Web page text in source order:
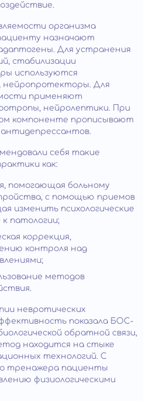
организма
назначают
Для устранения
стабилизации
используются
нейропротекторы. Для
применяют
нейролептики. При
компоненте прописывают
себя такие
как:
помогающая больному
с помощью приемов
изменить психологические
патологии;
коррекция,
контроля над
методов
невротических
показала БОС-
обратной связи,
находится на стыке
технологий. С
тренажера пациенты
физиологическими